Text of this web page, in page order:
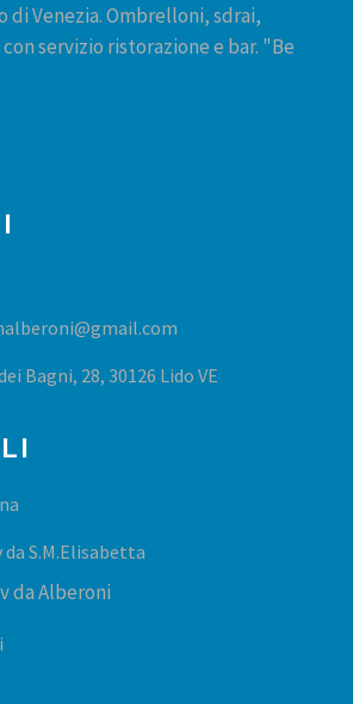
di Venezia. Ombrelloni, sdrai,
servizio ristorazione e bar. "Be
Bagni, 28, 30126 Lido VE
S.M.Elisabetta
da Alberoni